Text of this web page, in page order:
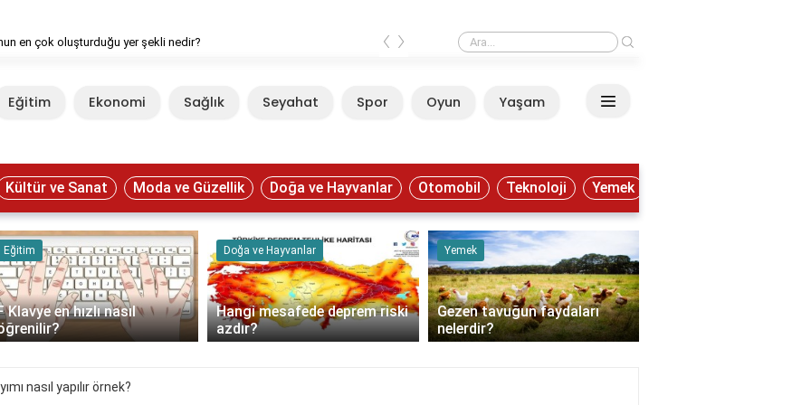
en çok oluşturduğu yer şekli nedir? F Klavye en hızlı nasıl öğrenilir?
‹ ›
Eğitim Ekonomi Sağlık Seyahat Spor Oyun Yaşam
Kültür ve Sanat Moda ve Güzellik Doğa ve Hayvanlar Otomobil Teknoloji Yemek
Eğitim
Klavye en hızlı nasıl
Doğa ve Hayvanlar
Hangi mesafede deprem riski
azdır?
Yemek
Gezen tavuğun faydaları
nelerdir?
nasıl yapılır örnek?